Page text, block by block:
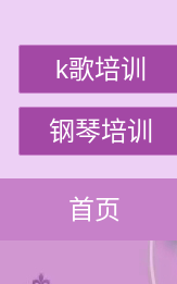
k歌培训
钢琴培训
首页